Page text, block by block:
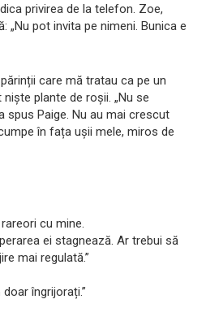
privirea de la telefon. Zoe,
„Nu pot invita pe nimeni. Bunica e
care mă tratau ca pe un
plante de roșii. „Nu se
spus Paige. Nu au mai crescut
în fața ușii mele, miros de
cu mine.
ei stagnează. Ar trebui să
mai regulată.”
îngrijorați.”